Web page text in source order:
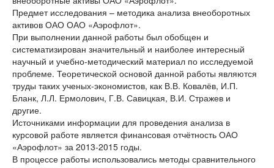
Предмет исследования – методика анализа внеоборотных
активов ОАО ОАО «Аэрофлот».
При выполнении данной работы был обобщен и
систематизирован значительный и наиболее интересный
научный и учебно-методический материал по исследуемой
проблеме. Теоретической основой данной работы являются
труды таких ученых-экономистов, как В.В. Ковалёв, И.П.
Бланк, Л.Л. Ермолович, Г.В. Савицкая, В.И. Стражев и
другие.
Источниками информации для проведения анализа в
курсовой работе является финансовая отчётность ОАО
«Аэрофлот» за 2013-2015 годы.
В процессе работы использовались методы сравнительного